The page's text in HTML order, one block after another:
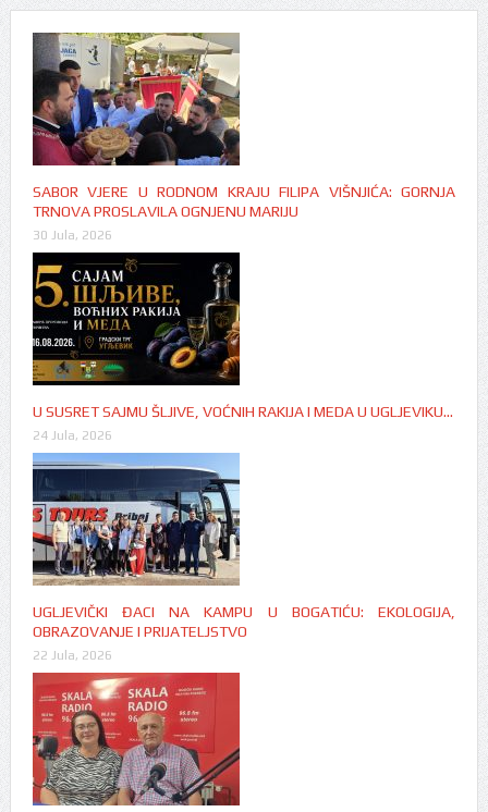
SABOR VJERE U RODNOM KRAJU FILIPA VIŠNJIĆA: GORNJA
TRNOVA PROSLAVILA OGNJENU MARIJU
30 Jula, 2026
U SUSRET SAJMU ŠLJIVE, VOĆNIH RAKIJA I MEDA U UGLJEVIKU…
24 Jula, 2026
UGLJEVIČKI ĐACI NA KAMPU U BOGATIĆU: EKOLOGIJA,
OBRAZOVANJE I PRIJATELJSTVO
22 Jula, 2026